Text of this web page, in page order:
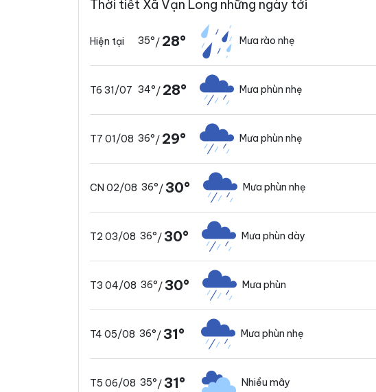
Thời tiết Xã Vạn Long những ngày tới
Hiện tại 35°/ 28° Mưa rào nhẹ
T6 31/07 34°/ 28° Mưa phùn nhẹ
T7 01/08 36°/ 29° Mưa phùn nhẹ
CN 02/08 36°/30° Mưa phùn nhẹ
T2 03/08 36°/30° Mưa phùn dày
T3 04/08 36°/30° Mưa phùn
T4 05/08 36°/31° Mưa phùn nhẹ
T5 06/08 35°/31° Nhiều mây